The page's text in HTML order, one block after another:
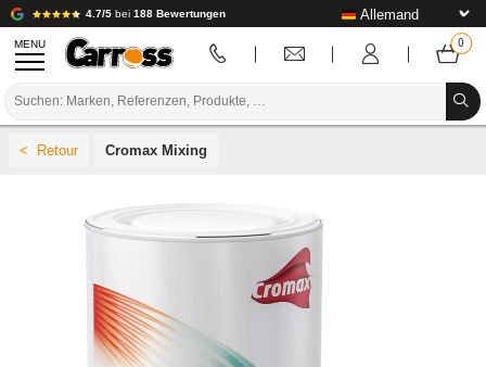
4.7/5 bei 188 Bewertungen
MENU
VORBEREITUNG / BASISLACK / FERTIGSTELLUNG
KAROSSERIE-VERBRAUCHSMATERIAL
KAROSSERIE-WERKZEUG
Cromax Mixing